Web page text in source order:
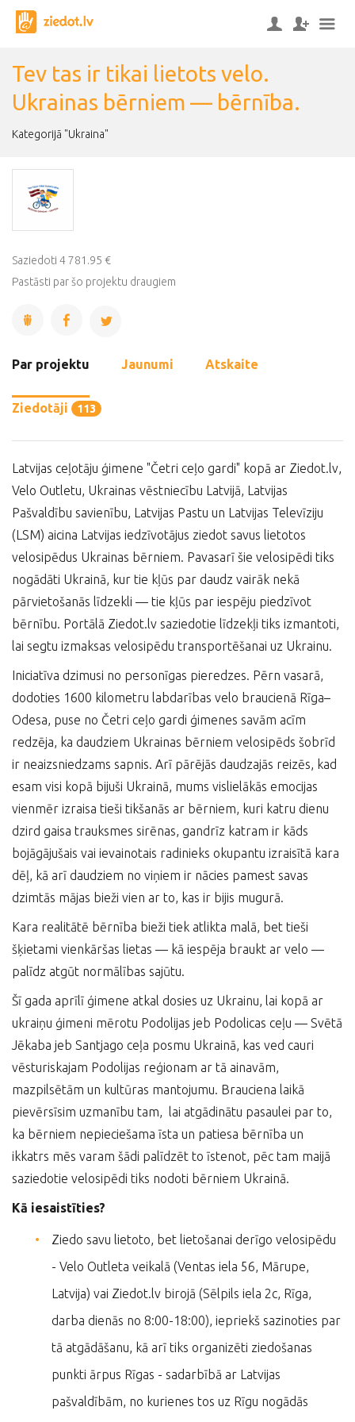
Tev tas ir tikai lietots velo.
Ukrainas bērniem — bērnība.
Kategorijā "Ukraina"
Saziedoti 4 781.95 €
Pastāsti par šo projektu draugiem
Par projektu Jaunumi Atskaite
Ziedotāji 113
Latvijas ceļotāju ģimene "Četri ceļo gardi" kopā ar Ziedot.lv,
Velo Outletu, Ukrainas vēstniecību Latvijā, Latvijas
Pašvaldību savienību, Latvijas Pastu un Latvijas Televīziju
(LSM) aicina Latvijas iedzīvotājus ziedot savus lietotos
velosipēdus Ukrainas bērniem. Pavasarī šie velosipēdi tiks
nogādāti Ukrainā, kur tie kļūs par daudz vairāk nekā
pārvietošanās līdzekli — tie kļūs par iespēju piedzīvot
bērnību. Portālā Ziedot.lv saziedotie līdzekļi tiks izmantoti,
lai segtu izmaksas velosipēdu transportēšanai uz Ukrainu.
Iniciatīva dzimusi no personīgas pieredzes. Pērn vasarā,
dodoties 1600 kilometru labdarības velo braucienā Rīga–
Odesa, puse no Četri ceļo gardi ģimenes savām acīm
redzēja, ka daudziem Ukrainas bērniem velosipēds šobrīd
ir neaizsniedzams sapnis. Arī pārējās daudzajās reizēs, kad
esam visi kopā bijuši Ukrainā, mums vislielākās emocijas
vienmēr izraisa tieši tikšanās ar bērniem, kuri katru dienu
dzird gaisa trauksmes sirēnas, gandrīz katram ir kāds
bojāgājušais vai ievainotais radinieks okupantu izraisītā kara
dēļ, kā arī daudziem no viņiem ir nācies pamest savas
dzimtās mājas bieži vien ar to, kas ir bijis mugurā.
Kara realitātē bērnība bieži tiek atlikta malā, bet tieši
šķietami vienkāršas lietas — kā iespēja braukt ar velo —
palīdz atgūt normālības sajūtu.
Šī gada aprīlī ģimene atkal dosies uz Ukrainu, lai kopā ar
ukraiņu ģimeni mērotu Podolijas jeb Podolicas ceļu — Svētā
Jēkaba jeb Santjago ceļa posmu Ukrainā, kas ved cauri
vēsturiskajam Podolijas reģionam ar tā ainavām,
mazpilsētām un kultūras mantojumu. Brauciena laikā
pievērsīsim uzmanību tam, lai atgādinātu pasaulei par to,
ka bērniem nepieciešama īsta un patiesa bērnība un
ikkatrs mēs varam šādi palīdzēt to īstenot, pēc tam maijā
saziedotie velosipēdi tiks nodoti bērniem Ukrainā.
Kā iesaistīties?
Ziedo savu lietoto, bet lietošanai derīgo velosipēdu
- Velo Outleta veikalā (Ventas iela 56, Mārupe,
Latvija) vai Ziedot.lv birojā (Sēlpils iela 2c, Rīga,
darba dienās no 8:00-18:00), iepriekš sazinoties par
tā atgādāšanu, kā arī tiks organizēti ziedošanas
punkti ārpus Rīgas - sadarbībā ar Latvijas
pašvaldībām, no kurienes tos uz Rīgu nogādās